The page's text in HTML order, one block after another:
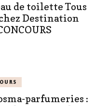
de toilette Tous
Destination
parfumeries :